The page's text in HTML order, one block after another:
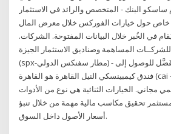
. يقدم ساسكو البنك - المتخصص والرائد في الاستثمار
خاص حول خيارات الفوركس خلال معرض المال
في الخُبر خلال البيانات المفتوحة. الشركات.
المساهمة وصناديق الاستثمار الجيزة
(spx-مطار سفنكس الدولي) - ٤٣٫١ كم. المطار المُفَضَّل للوصول إلى
فندق كيمبينسكي النيل القاهرة هو القاهرة (cai - مطار القاهرة الدولي).
مجاني. الخيارات الثنائية هي نوع من الأدوات
تحقيق مكاسب مالية مهمة من خلال تنبؤ
أسعار الأصول داخل السوق.